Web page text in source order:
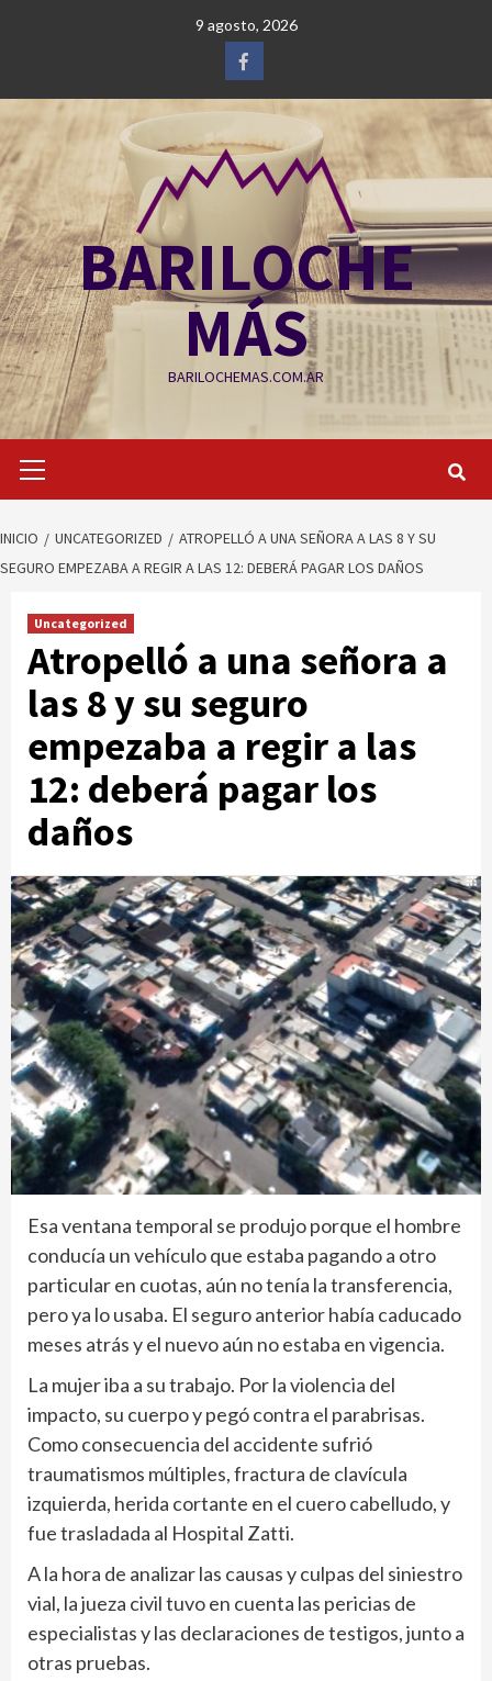
9 agosto, 2026
Facebook
BARILOCHE
MÁS
BARILOCHEMAS.COM.AR
primario
INICIO UNCATEGORIZED
ATROPELLÓ A UNA SEÑORA A LAS 8 Y SU
SEGURO EMPEZABA A REGIR A LAS 12: DEBERÁ PAGAR LOS DAÑOS
Uncategorized
Atropelló a una señora a
las 8 y su seguro
empezaba a regir a las
12: deberá pagar los
daños
Esa ventana temporal se produjo porque el hombre
conducía un vehículo que estaba pagando a otro
particular en cuotas, aún no tenía la transferencia,
pero ya lo usaba. El seguro anterior había caducado
meses atrás y el nuevo aún no estaba en vigencia.
La mujer iba a su trabajo. Por la violencia del
impacto, su cuerpo y pegó contra el parabrisas.
Como consecuencia del accidente sufrió
traumatismos múltiples, fractura de clavícula
izquierda, herida cortante en el cuero cabelludo, y
fue trasladada al Hospital Zatti.
A la hora de analizar las causas y culpas del siniestro
vial, la jueza civil tuvo en cuenta las pericias de
especialistas y las declaraciones de testigos, junto a
otras pruebas.